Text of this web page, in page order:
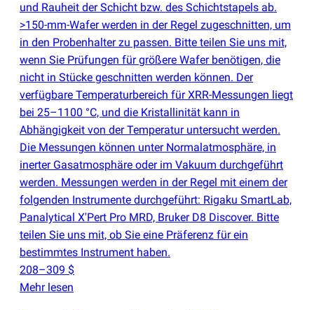
und Rauheit der Schicht bzw. des Schichtstapels ab.
>150-mm-Wafer werden in der Regel zugeschnitten, um
in den Probenhalter zu passen. Bitte teilen Sie uns mit,
wenn Sie Prüfungen für größere Wafer benötigen, die
nicht in Stücke geschnitten werden können. Der
verfügbare Temperaturbereich für XRR-Messungen liegt
bei 25–1100 °C, und die Kristallinität kann in
Abhängigkeit von der Temperatur untersucht werden.
Die Messungen können unter Normalatmosphäre, in
inerter Gasatmosphäre oder im Vakuum durchgeführt
werden. Messungen werden in der Regel mit einem der
folgenden Instrumente durchgeführt: Rigaku SmartLab,
Panalytical X'Pert Pro MRD, Bruker D8 Discover. Bitte
teilen Sie uns mit, ob Sie eine Präferenz für ein
bestimmtes Instrument haben.
208–309 $
Mehr lesen